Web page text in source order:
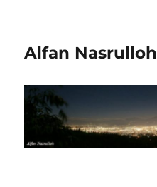
Alfan Nasrulloh